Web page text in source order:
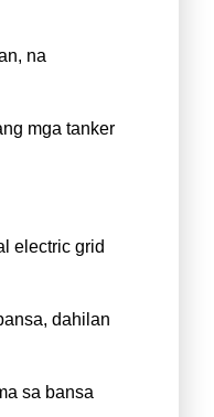
na
mga tanker
electric grid
dahilan
sa bansa